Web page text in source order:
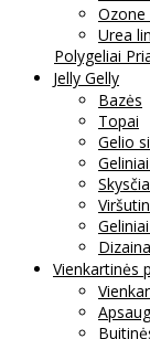
Ozone
Urea
Polygeliai
Jelly Gelly
Bazės
Topai
Gelio
Vienkartinės